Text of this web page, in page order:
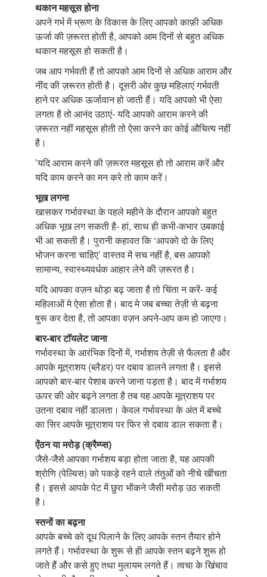
थकान महसूस होना
अपने गर्भ में भ्रूण के विकास के लिए आपको काफ़ी अधिक
ऊर्जा की ज़रूरत होती है, आपको आम दिनों से बहुत अधिक
थकान महसूस हो सकती है।
जब आप गर्भवती हैं तो आपको आम दिनों से अधिक आराम और
नींद की ज़रूरत होती है। दूसरी ओर कुछ महिलाएं गर्भवती
हाने पर अधिक ऊर्जावान हो जाती हैं। यदि आपको भी ऐसा
लगता है तो आनंद उठाएं- यदि आपको आराम करने की
ज़रूरत नहीं महसूस होती तो ऐसा करने का कोई औचित्य नहीं
है।
’यदि आराम करने की ज़रूरत महसूस हो तो आराम करें और
यदि काम करने का मन करे तो काम करें।
भूख लगना
खासकर गर्भावस्था के पहले महीने के दौरान आपको बहुत
अधिक भूख लग सकती है- हां, साथ ही कभी-कभार उबकाई
भी आ सकती है। पुरानी कहावत कि ‘आपको दो के लिए
भोजन करना चाहिए’ वास्तव में सच नहीं है, बस आपको
सामान्य, स्वास्थ्यवर्धक आहार लेने की ज़रूरत है।
यदि आपका वज़न थोड़ा बढ़ जाता है तो चिंता न करें- कई
महिलाओं मे ऐसा होता है। बाद मे जब बच्चा तेज़ी से बढ़ना
षुरू कर देता है, तो आपका वज़न अपने-आप कम हो जाएगा।
बार-बार टॉयलेट जाना
गर्भावस्था के आरंभिक दिनों में, गर्भाशय तेज़ी से फैलता है और
आपके मूत्राशय (ब्लैडर) पर दबाव डालने लगता है। इससे
आपको बार-बार पेशाब करने जाना पड़ता है। बाद में गर्भाशय
ऊपर की ओर बढ़ने लगता है तब यह आपके मूत्राशय पर
उतना दबाव नहीं डालता। केवल गर्भावस्था के अंत में बच्चे
का सिर आपके मूत्राशय पर फिर से दबाव डाल सकता है।
ऐंठन या मरोड़ (क्रैम्प्स)
जैसे-जैसे आपका गर्भाशय बड़ा होता जाता है, यह आपकी
श्रोणि (पेल्विस) को पकड़े रहने वाले तंतुओं को नीचे खींचता
है। इससे आपके पेट में छुरा भोंकने जैसी मरोड़ उठ सकती
है।
स्तनों का बढ़ना
आपके बच्चे को दूध पिलाने के लिए आपके स्तन तैयार होने
लगते हैं। गर्भावस्था के शुरू से ही आपके स्तन बढ़ने शुरू हो
जाते हैं और कसे हुए तथा मुलायम लगते हैं। त्वचा के खिंचाव